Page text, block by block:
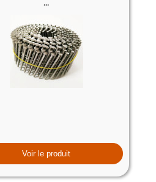
Voir le produit